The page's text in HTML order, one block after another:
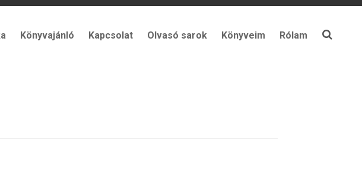
Könyvajánló Kapcsolat Olvasó sarok Könyveim Rólam